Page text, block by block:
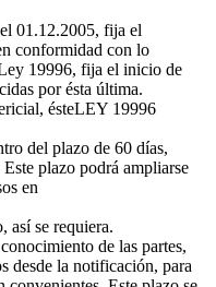
01.12.2005, fija el
conformidad con lo
19996, fija el inicio de
por ésta última.
ésteLEY 19996
del plazo de 60 días,
plazo podrá ampliarse
en
así se requiera.
de las partes,
desde la notificación, para